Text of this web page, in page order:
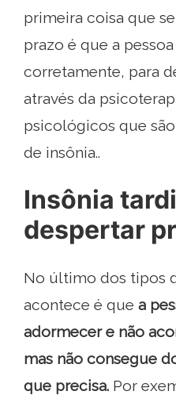
primeira coisa que
prazo é que a
corretamente, para
através da
psicológicos que
de insônia..
Insônia
despertar
No último dos tipos
acontece é que a
adormecer e não
mas não consegue
que precisa. Por